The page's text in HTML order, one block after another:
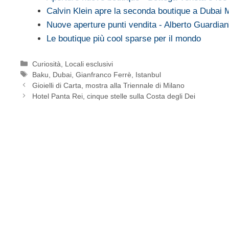
Calvin Klein apre la seconda boutique a Dubai
Nuove aperture punti vendita - Alberto
Le boutique più cool sparse per il mondo
Categorie
Curiosità
Locali esclusivi
Tag
Baku Dubai ,Gianfranco Ferrè
Istanbul
Gioielli di Carta, mostra alla Triennale di Milano
Hotel Panta Rei, cinque stelle sulla Costa degli Dei